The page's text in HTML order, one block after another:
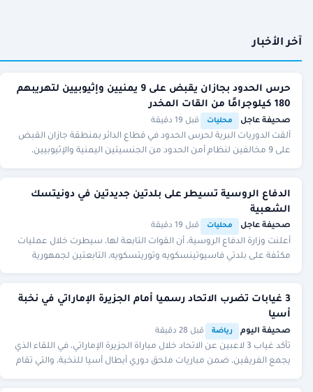
آخر الأخبار
حرس الحدود بجازان يقبض على 9 يمنيين وإثيوبيين لتهريبهم
180 كيلوجرامًا من القات المخدر
صحيفة عاجل محليات قبل 19 دقيقة
ألقت الدوريات البرية لحرس الحدود في قطاع الدائر بمنطقة جازان القبض
على 9 مخالفين لنظام أمن الحدود من الجنسيتين اليمنية والإثيوبيين،
الدفاع الروسية تسيطر على بلدتين جديدتين في دونيتسك
الشعبية
صحيفة عاجل محليات قبل 19 دقيقة
أعلنت وزارة الدفاع الروسية، أن القوات التابعة لها، سيطرت خلال عمليات
مكثفة على بلدتي فاسيوتينسكويه وتوريتسكويه، التابعتين لجمهورية
3 غيابات تضرب الاتحاد رسميا أمام الجزيرة الإماراتي في نخبة
أسيا
صحيفة اليوم رياضة قبل 28 دقيقة
تأكد غياب 3 لاعبين عن الاتحاد خلال مباراة الجزيرة الإماراتي، في اللقاء الذي
يجمع الفريقين، ضمن مباريات ملحق دوري أبطال أسيا للنخبة، والتي تقام